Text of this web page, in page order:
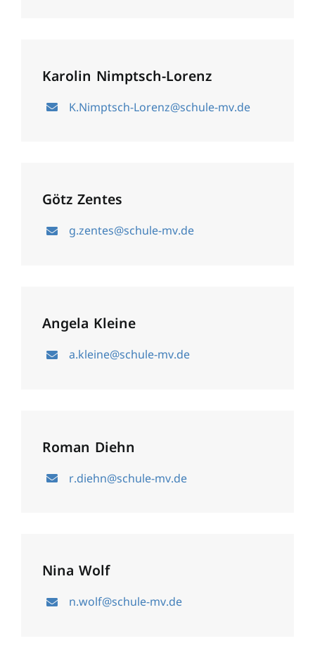
Karolin Nimptsch-Lorenz
K.Nimptsch-Lorenz@schule-mv.de
Götz Zentes
g.zentes@schule-mv.de
Angela Kleine
a.kleine@schule-mv.de
Roman Diehn
r.diehn@schule-mv.de
Nina Wolf
n.wolf@schule-mv.de